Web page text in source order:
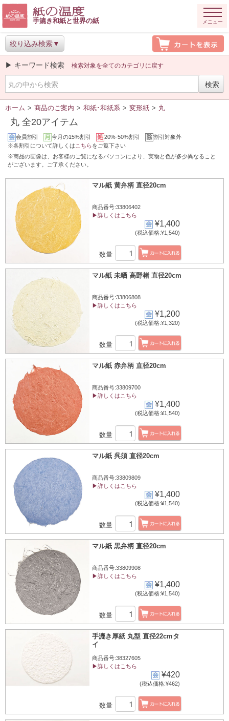
手漉き和紙と世界の紙 メニュー
絞り込み検索
▶ キーワード検索 検索対象を全てのカテゴリに戻す
ホーム > 商品のご案内 > 和紙･和紙系 > 変形紙 > 丸
丸 全20アイテム
会員割引 今月の15%割引 20%-50%割引
割引対象外
※各割引について詳しくは こちらをご覧下さい
※商品の画像は、お客様のご覧になるパソコンにより、実物と色が多少異なること
がございます。ご了承ください。
マル紙 黄弁柄 直径20cm
商品番号:33806402
▶詳しくはこちら
¥1,400
(税込価格:¥1,540)
数量
マル紙 未晒 高野楮 直径20cm
商品番号:33806808
▶詳しくはこちら
¥1,200
(税込価格:¥1,320)
数量
マル紙 赤弁柄 直径20cm
商品番号:33809700
▶詳しくはこちら
¥1,400
(税込価格:¥1,540)
数量
マル紙 呉須 直径20cm
商品番号:33809809
▶詳しくはこちら
¥1,400
(税込価格:¥1,540)
数量
マル紙 黒弁柄 直径20cm
商品番号:33809908
▶詳しくはこちら
¥1,400
(税込価格:¥1,540)
数量
手漉き厚紙 丸型 直径22cmタ
イ
商品番号:38327605
▶詳しくはこちら
¥420
(税込価格:¥462)
数量